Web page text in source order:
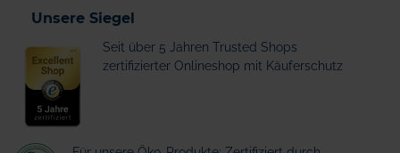
Unsere Siegel
Seit über 5 Jahren Trusted Shops
zertifizierter Onlineshop mit Käuferschutz